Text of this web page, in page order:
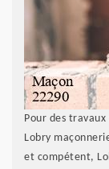
Pour des
Lobry
et compétent,